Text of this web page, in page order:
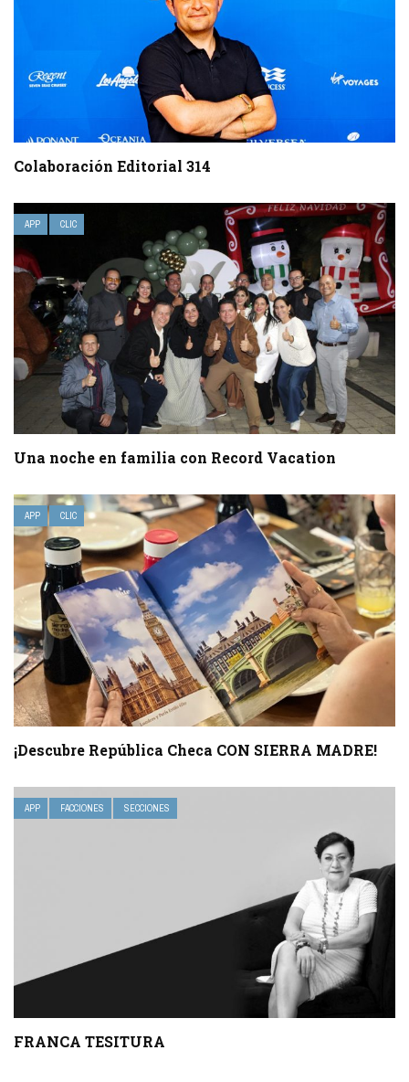
Colaboración Editorial 314
APP CLIC
Una noche en familia con Record Vacation
APP CLIC
¡Descubre República Checa CON SIERRA MADRE!
APP FACCIONES SECCIONES
FRANCA TESITURA